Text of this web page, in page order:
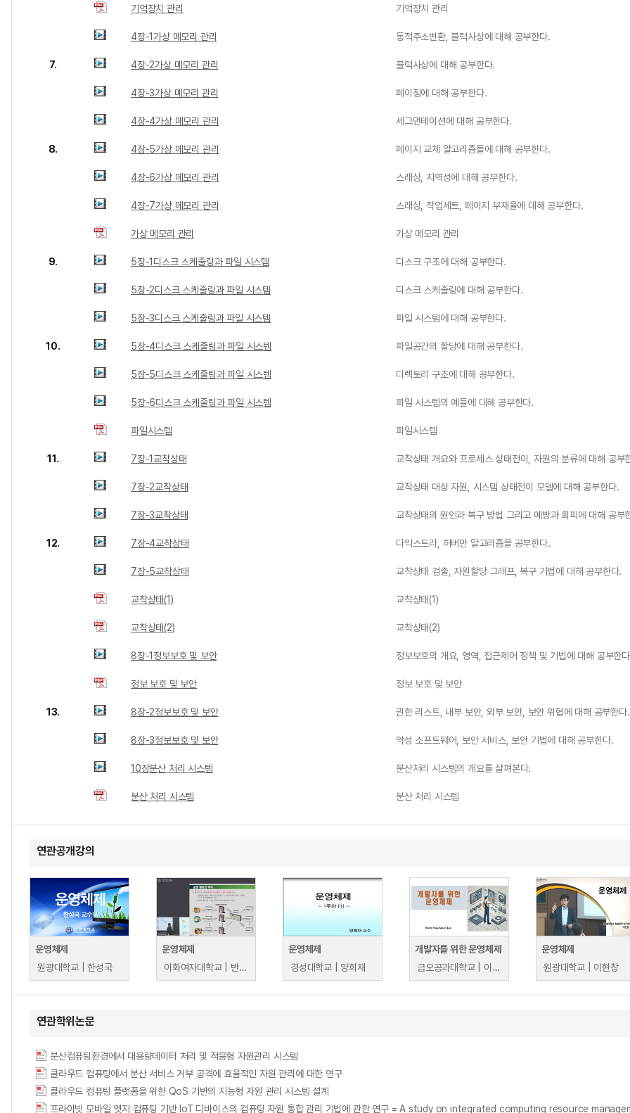
기억장치 관리 기억장치 관리
4장-1가상 메모리 관리 동적주소변환, 블럭사상에 대해 공부한다.
7. 4장-2가상 메모리 관리 블럭사상에 대해 공부한다.
4장-3가상 메모리 관리 페이징에 대해 공부한다.
4장-4가상 메모리 관리 세그먼테이션에 대해 공부한다.
8. 4장-5가상 메모리 관리 페이지 교체 알고리즘들에 대해 공부한다.
4장-6가상 메모리 관리 스래싱, 지역성에 대해 공부한다.
4장-7가상 메모리 관리 스래싱, 작업세트, 페이지 부재율에 대해 공부한다.
가상 메모리 관리 가상 메모리 관리
9. 5장-1디스크 스케줄링과 파일 시스템 디스크 구조에 대해 공부한다.
5장-2디스크 스케줄링과 파일 시스템 디스크 스케줄링에 대해 공부한다.
5장-3디스크 스케줄링과 파일 시스템 파일 시스템에 대해 공부한다.
10. 5장-4디스크 스케줄링과 파일 시스템 파일공간의 할당에 대해 공부한다.
5장-5디스크 스케줄링과 파일 시스템 디렉토리 구조에 대해 공부한다.
5장-6디스크 스케줄링과 파일 시스템 파일 시스템의 예들에 대해 공부한다.
파일시스템 파일시스템
11. 7장-1교착상태 교착상태 개요와 프로세스 상태전이, 자원의 분류에 대해 공부
7장-2교착상태 교착상태 대상 자원, 시스템 상태전이 모델에 대해 공부한다.
7장-3교착상태 교착상태의 원인과 복구 방법 그리고 예방과 회피에 대해 공부
12. 7장-4교착상태 다익스트라, 허버만 알고리즘을 공부한다.
7장-5교착상태 교착상태 검출, 자원할당 그래프, 복구 기법에 대해 공부한다.
교착상태(1) 교착상태(1)
교착상태(2) 교착상태(2)
8장-1정보보호 및 보안 정보보호의 개요, 영역, 접근제어 정책 및 기법에 대해 공부한
정보 보호 및 보안 정보 보호 및 보안
13. 8장-2정보보호 및 보안 권한 리스트, 내부 보안, 외부 보안, 보안 위협에 대해 공부한다.
8장-3정보보호 및 보안 악성 소프트웨어, 보안 서비스, 보안 기법에 대해 공부한다.
10장분산 처리 시스템 분산처리 시스템의 개요를 살펴본다.
분산 처리 시스템 분산 처리 시스템
연관공개강의
운영체제
원광대학교 | 한성국
운영체제
이화여자대학교 | 반효경
운영체제
경성대학교 | 양희재
개발자를 위한 운영체제
금오공과대학교 | 이해연
운영체제
원광대학교 | 이현창
연관학위논문
분산컴퓨팅환경에서 대용량데이터 처리 및 적응형 자원관리 시스템
클라우드 컴퓨팅에서 분산 서비스 거부 공격에 효율적인 자원 관리에 대한 연구
클라우드 컴퓨팅 플랫폼을 위한 QoS 기반의 지능형 자원 관리 시스템 설계
프라이빗 모바일 엣지 컴퓨팅 기반 IoT 디바이스의 컴퓨팅 자원 통합 관리 기법에 관한 연구 = A study on integrated computing resource